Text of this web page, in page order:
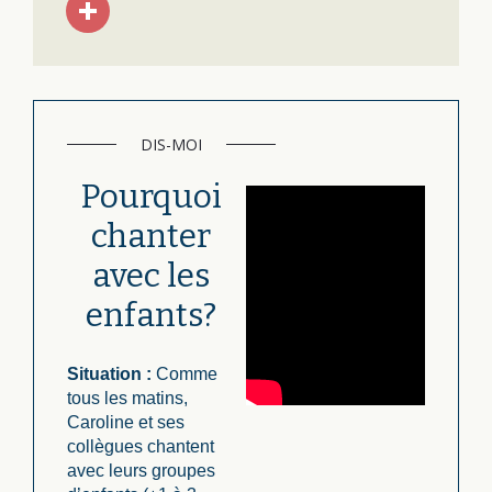
DIS-MOI
Pourquoi
chanter
avec les
enfants?
Situation : Comme
tous les matins,
Caroline et ses
collègues chantent
avec leurs groupes